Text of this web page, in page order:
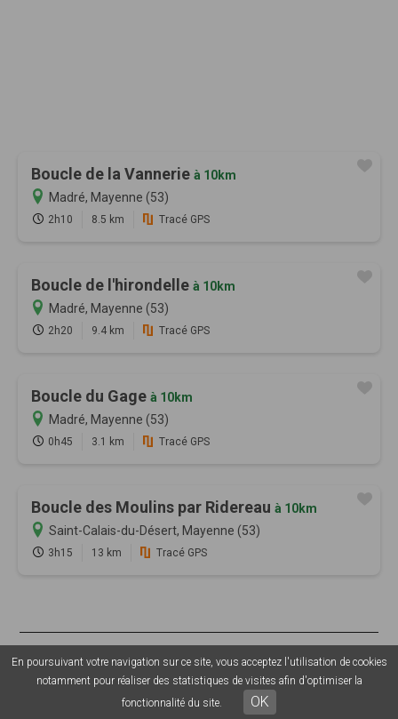
Boucle de la Vannerie à 10km
Madré, Mayenne (53)
2h10 8.5 km Tracé GPS
Boucle de l'hirondelle à 10km
Madré, Mayenne (53)
2h20 9.4 km Tracé GPS
Boucle du Gage à 10km
Madré, Mayenne (53)
0h45 3.1 km Tracé GPS
Boucle des Moulins par Ridereau à 10km
Saint-Calais-du-Désert, Mayenne (53)
3h15 13 km Tracé GPS
© 2026 Sentiers en France - Tous droits réservés - Photos non
contractuelles -Mentions légales-CGU- CGV-
Grouplive - Création
de plateforme sur-mesure - Agence web Morbihan
En poursuivant votre navigation sur ce site, vous acceptez l'utilisation de cookies
notamment pour réaliser des statistiques de visites afin d'optimiser la
fonctionnalité du site.
OK